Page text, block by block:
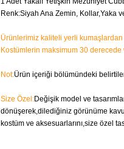
Renk:Siyah Ana Zemin, Kollar,Yaka
Ürünlerimiz kaliteli yerli
Kostümlerin maksimum 30 derecede
Not:Ürün içeriği bölümündeki
Size Özel:Değişik model ve
dönüşerek,dilediğiniz görünüme
kostüm ve aksesuarlarını,size özel